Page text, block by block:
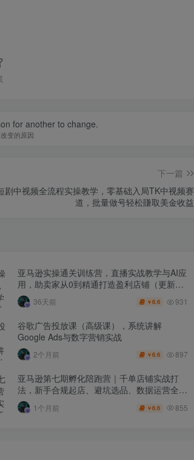
for another to change.
变的原因
下一篇
剧中视频全流程实操教学，零基础入局TK中视频赛
道，批量做号轻松賺取美金收益
亚马逊实操通关训练营，直播实战教学与AI应
用，助卖家从0到精通打造盈利店铺（更新7
月3日）
36天前 ￥6.6 931
谷歌广告投放课（高级课），系统讲解
Google Ads与数字营销实战
2个月前 ￥6.6 897
亚马逊第七期孵化陪跑营｜千单店铺实战打
法，新手合规起店、避坑选品、数据运营全落
地（更新0625）
1个月前 ￥6.6 855